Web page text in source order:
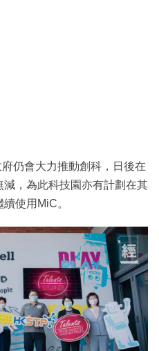
仍會大力推動創科，日後在
，為此科技園亦有計劃在其
使用MiC。